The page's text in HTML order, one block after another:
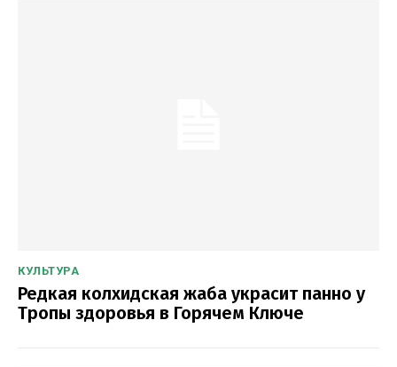
КУЛЬТУРА
Редкая колхидская жаба украсит панно у
Тропы здоровья в Горячем Ключе